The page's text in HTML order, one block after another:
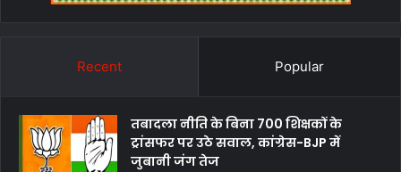
Recent Popular
तबादला नीति के बिना 700 शिक्षकों के
ट्रांसफर पर उठे सवाल, कांग्रेस-BJP में
जुबानी जंग तेज